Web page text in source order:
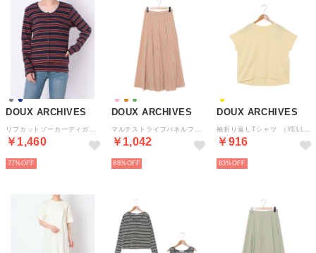
DOUX ARCHIVES
￥1,460
77%
DOUX ARCHIVES
￥1,042
88%
DOUX ARCHIVES
￥916
83%